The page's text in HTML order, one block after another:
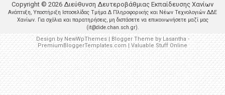
Copyright © 2026 Διεύθυνση Δευτεροβάθμιας Εκπαίδευσης Χανίων
Ανάπτυξη, Υποστήριξη Ιστοσελίδας Τμήμα Δ Πληροφορικής και Νέων Τεχνολογιών ΔΔΕ
Χανίων. Για σχόλια και παρατηρήσεις, μη διστάσετε να επικοινωνήσετε μαζί μας
(it@dide.chan.sch.gr).
Design byNewWpThemes| Blogger Theme byLasantha-
PremiumBloggerTemplates.com|Valuable Stuff Online